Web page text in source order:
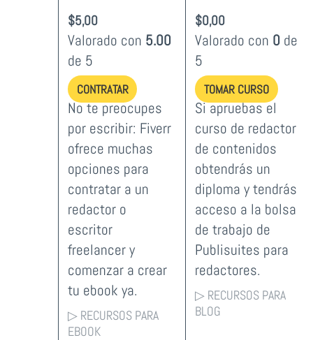
$5,00
Valorado con 5.00
de 5
CONTRATAR
No te preocupes
por escribir: Fiverr
ofrece muchas
opciones para
contratar a un
redactor o
escritor
freelancer y
comenzar a crear
tu ebook ya.
▷ RECURSOS PARA
EBOOK
$0,00
Valorado con 0 de
5
TOMAR CURSO
Si apruebas el
curso de redactor
de contenidos
obtendrás un
diploma y tendrás
acceso a la bolsa
de trabajo de
Publisuites para
redactores.
▷ RECURSOS PARA
BLOG